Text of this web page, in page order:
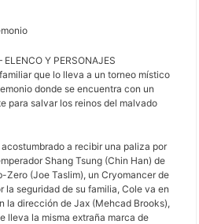
Y PERSONAJES
que lo lleva a un torneo místico
donde se encuentra con un
para salvar los reinos del malvado
a recibir una paliza por
Shang Tsung (Chin Han) de
Zero (Joe Taslim), un Cryomancer de
la seguridad de su familia, Cole va en
la dirección de Jax (Mehcad Brooks),
lleva la misma extraña marca de